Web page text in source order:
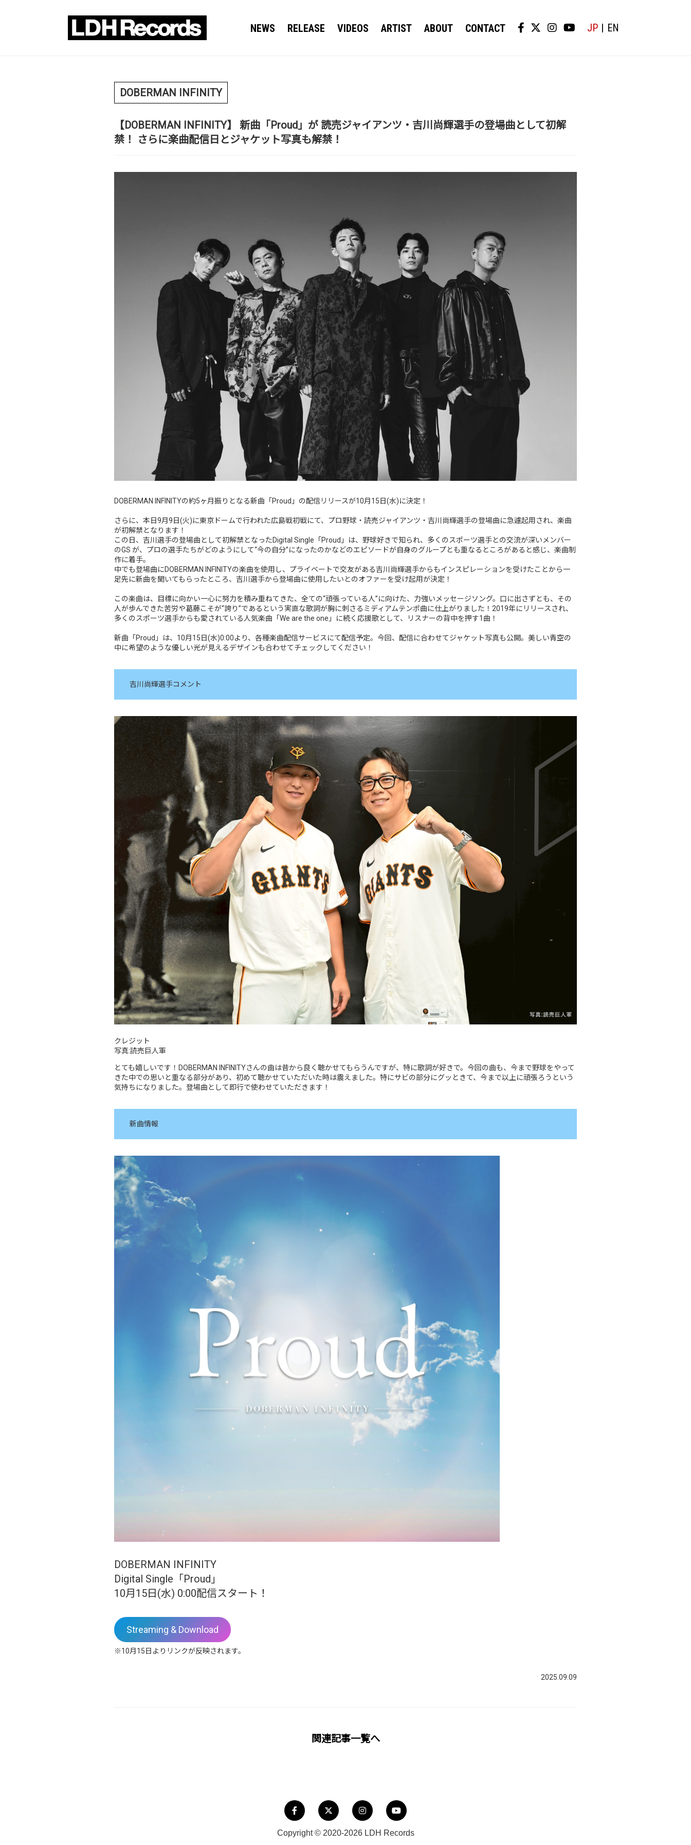
NEWS RELEASE VIDEOS ARTIST ABOUT CONTACT JP EN
DOBERMAN INFINITY
【DOBERMAN INFINITY】 新曲「Proud」が 読売ジャイアンツ・吉川尚輝選手の登場曲として初解
禁！ さらに楽曲配信日とジャケット写真も解禁！
DOBERMAN INFINITYの約5ヶ月振りとなる新曲「Proud」の配信リリースが10月15日(水)に決定！
さらに、本日9月9日(火)に東京ドームで行われた広島戦初戦にて、プロ野球・読売ジャイアンツ・吉川尚輝選手の登場曲に急遽起用され、楽曲
が初解禁となります！
この日、吉川選手の登場曲として初解禁となったDigital Single「Proud」は、野球好きで知られ、多くのスポーツ選手との交流が深いメンバー
のGS が、プロの選手たちがどのようにして“今の自分”になったのかなどのエピソードが自身のグループとも重なるところがあると感じ、楽曲制
作に着手。
中でも登場曲にDOBERMAN INFINITYの楽曲を使用し、プライベートで交友がある吉川尚輝選手からもインスピレーションを受けたことから一
足先に新曲を聞いてもらったところ、吉川選手から登場曲に使用したいとのオファーを受け起用が決定！
この楽曲は、目標に向かい一心に努力を積み重ねてきた、全ての“頑張っている人”に向けた、力強いメッセージソング。口に出さずとも、その
人が歩んできた苦労や葛藤こそが“誇り”であるという実直な歌詞が胸に刺さるミディアムテンポ曲に仕上がりました！2019年にリリースされ、
多くのスポーツ選手からも愛されている人気楽曲「We are the one」に続く応援歌として、リスナーの背中を押す1曲！
新曲「Proud」は、10月15日(水)0:00より、各種楽曲配信サービスにて配信予定。今回、配信に合わせてジャケット写真も公開。美しい青空の
中に希望のような優しい光が見えるデザインも合わせてチェックしてください！
吉川尚輝選手コメント
クレジット
写真:読売巨人軍
とても嬉しいです！DOBERMAN INFINITYさんの曲は昔から良く聴かせてもらうんですが、特に歌詞が好きで。今回の曲も、今まで野球をやって
きた中での思いと重なる部分があり、初めて聴かせていただいた時は震えました。特にサビの部分にグッときて、今まで以上に頑張ろうという
気持ちになりました。登場曲として即行で使わせていただきます！
新曲情報
DOBERMAN INFINITY
Digital Single「Proud」
10月15日(水) 0:00配信スタート！
Streaming & Download
※10月15日よりリンクが反映されます。
2025.09.09
関連記事一覧へ
Copyright © 2020-2026 LDH Records